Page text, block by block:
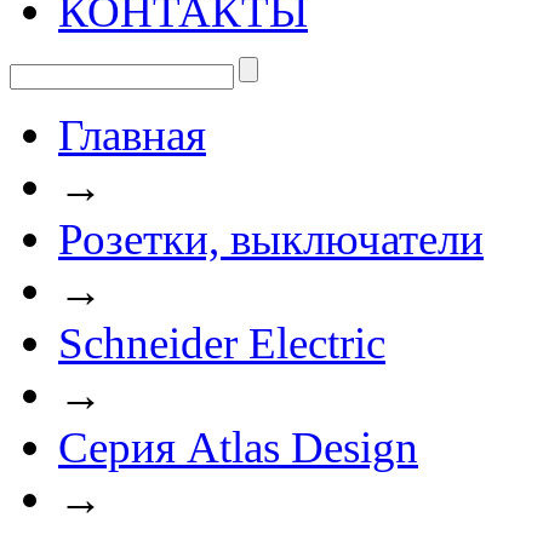
КОНТАКТЫ
Главная
→
Розетки, выключатели
→
Schneider Electric
→
Серия Atlas Design
→